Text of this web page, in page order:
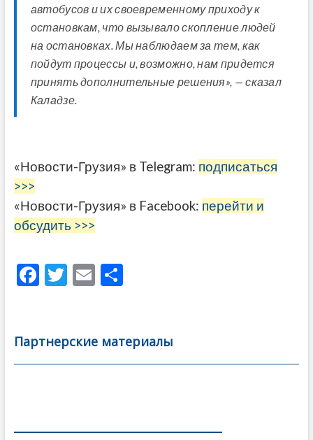
автобусов и их своевременному приходу к
остановкам, что вызывало скопление людей
на остановках. Мы наблюдаем за тем, как
пойдут процессы и, возможно, нам придется
принять дополнительные решения», — сказал
Каладзе.
«Новости-Грузия» в Telegram: подписаться
>>>
«Новости-Грузия» в Facebook: перейти и
обсудить >>>
F
b
o
T
er
E
l
О
а
в
Партнерские материалы
по